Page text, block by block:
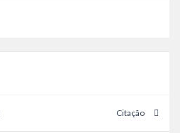
Citação